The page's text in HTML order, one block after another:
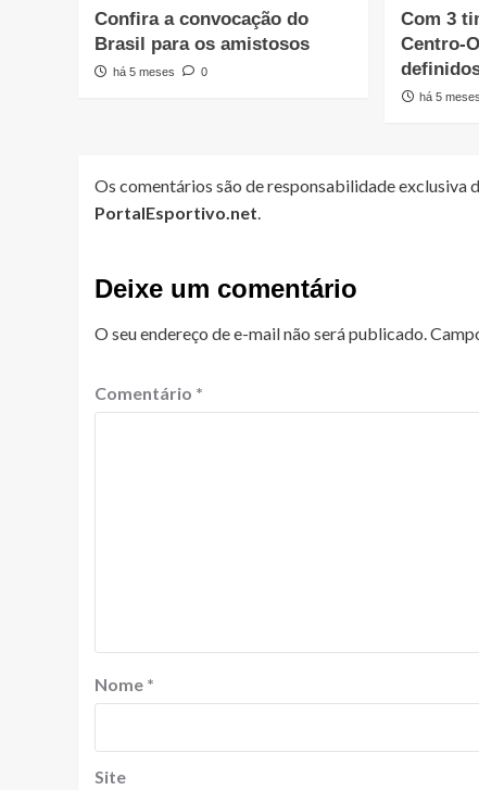
Confira a convocação do
Brasil para os amistosos
há 5 meses 0
Com 3
Centro-
há 5 meses
Os comentários são de responsabilidade exclusiva
PortalEsportivo.net.
Deixe um comentário
O seu endereço de e-mail não será publicado.
Comentário *
Nome *
Site